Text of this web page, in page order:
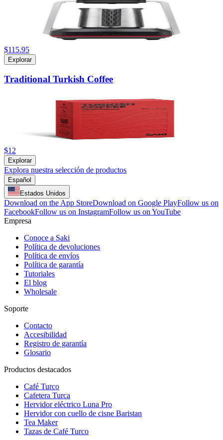
$115.95
Explorar
Traditional Turkish Coffee
$12
Explorar
Explora nuestra selección de productos
Español
Estados Unidos
Download on the App StoreDownload on Google PlayFollow us on
FacebookFollow us on InstagramFollow us on YouTube
Empresa
Conoce a Saki
Política de devoluciones
Política de envíos
Política de garantía
Tutoriales
El blog
Wholesale
Soporte
Contacto
Accesibilidad
Registro de garantía
Glosario
Productos destacados
Café Turco
Cafetera Turca
Hervidor eléctrico Luna Pro
Hervidor con cuello de cisne Baristan
Tea Maker
Tazas de Café Turco